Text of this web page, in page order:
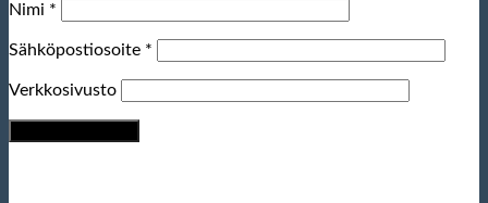
Nimi *
Sähköpostiosoite *
Verkkosivusto